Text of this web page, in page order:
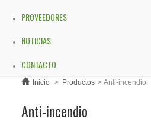
PROVEEDORES
NOTICIAS
CONTACTO
Inicio > Productos > Anti-incendio
Anti-incendio